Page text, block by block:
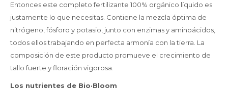
Entonces este completo fertilizante 100% orgánico líquido es
justamente lo que necesitas. Contiene la mezcla óptima de
nitrógeno, fósforo y potasio, junto con enzimas y aminoácidos,
todos ellos trabajando en perfecta armonía con la tierra. La
composición de este producto promueve el crecimiento de
tallo fuerte y floración vigorosa.
Los nutrientes de Bio·Bloom